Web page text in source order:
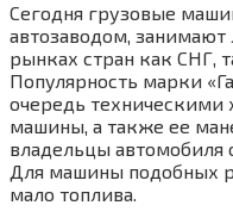
Сегодня грузовые
автозаводом,
рынках стран как СНГ,
Популярность марки
очередь техническими
машины, а также ее
владельцы автомобиля
Для машины подобных
мало топлива.